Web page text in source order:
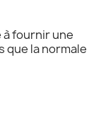
fournir une
que la normale